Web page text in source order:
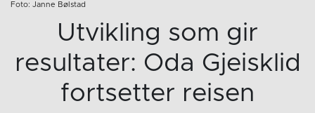
Foto: Janne Bølstad
Utvikling som gir
resultater: Oda Gjeisklid
fortsetter reisen